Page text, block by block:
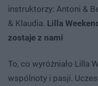
instruktorzy: Antoni &
& Klaudia. Lilla
zostaje z nami
To, co wyróżniało Lilla
wspólnoty i pasji.